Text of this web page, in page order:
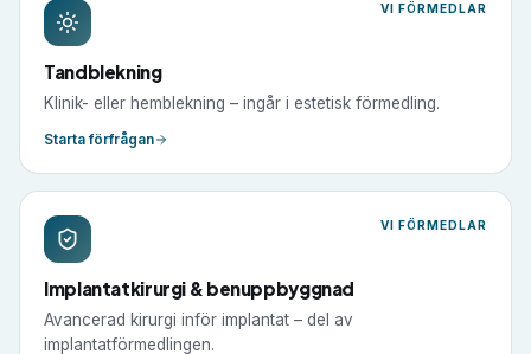
VI FÖRMEDLAR
Tandblekning
Klinik- eller hemblekning – ingår i estetisk förmedling.
Starta förfrågan
VI FÖRMEDLAR
Implantatkirurgi & benuppbyggnad
Avancerad kirurgi inför implantat – del av
implantatförmedlingen.